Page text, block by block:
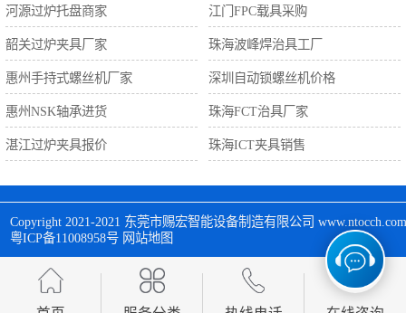
河源过炉托盘商家 江门FPC载具采购
韶关过炉夹具厂家 珠海波峰焊治具工厂
惠州手持式螺丝机厂家 深圳自动锁螺丝机价格
惠州NSK轴承进货 珠海FCT治具厂家
湛江过炉夹具报价 珠海ICT夹具销售
Copyright 2021-2021 东莞市赐宏智能设备制造有限公司
粤ICP备11008958号 网站地图